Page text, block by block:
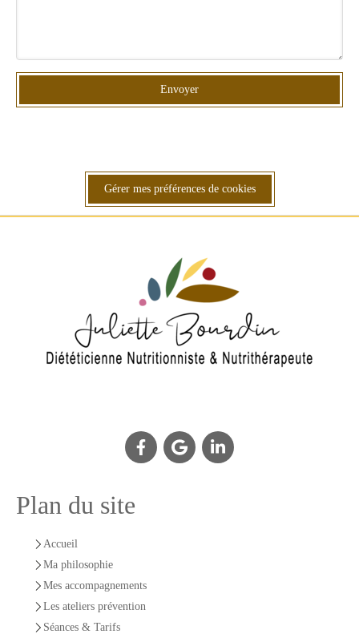
Envoyer
Gérer mes préférences de cookies
Plan du site
Accueil
Ma philosophie
Mes accompagnements
Les ateliers prévention
Séances & Tarifs